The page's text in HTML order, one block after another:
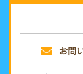
お問